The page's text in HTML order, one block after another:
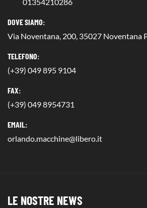
DOVE SIAMO:
Via Noventana, 200, 35027 Noventana
TELEFONO:
(+39) 049 895 9104
FAX:
(+39) 049 8954731
EMAIL:
orlando.macchine@libero.it
LE NOSTRE NEWS